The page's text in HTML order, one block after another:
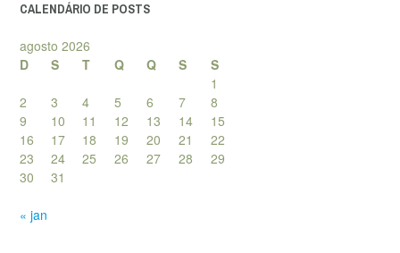
CALENDÁRIO DE POSTS
agosto 2026
D
S T Q Q S
S
1
2
3 4 5 6 7
8
9
10 11 12 13 14
15
16
17 18 19 20 21
22
23
24 25 26 27 28
29
30
31
« jan